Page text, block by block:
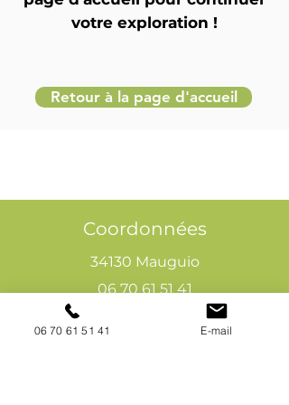
votre exploration !
Retour à la page d'accueil
Coordonnées
34130 Mauguio
06 70 61 51 41
cogivia@gmail.com
06 70 61 51 41 E-mail